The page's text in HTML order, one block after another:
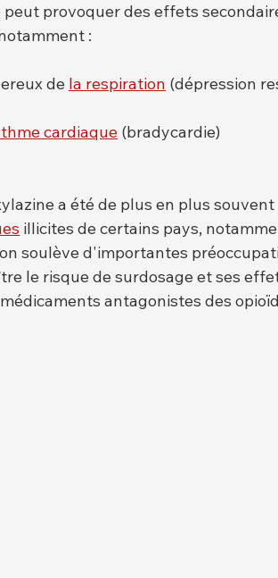
provoquer des effets
:
de la respiration (dépression
cardiaque (bradycardie)
a été de plus en plus
illicites de certains pays,
soulève d'importantes
le risque de surdosage et ses
antagonistes des